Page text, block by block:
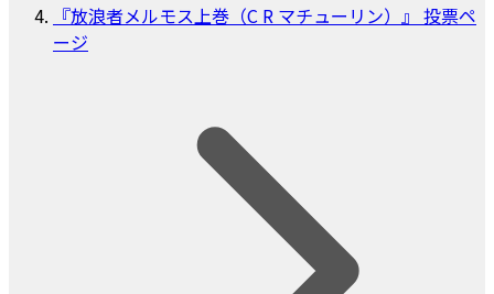
『放浪者メルモス上巻（C R マチューリン）』 投票ペ
ージ